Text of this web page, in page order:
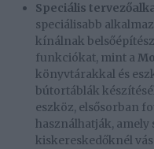
Speciális
speciálisabb
kínálnak
funkciókat, mint a
könyvtárakkal és
bútortáblák
eszköz, elsősorban
használhatják,
kiskereskedőknél